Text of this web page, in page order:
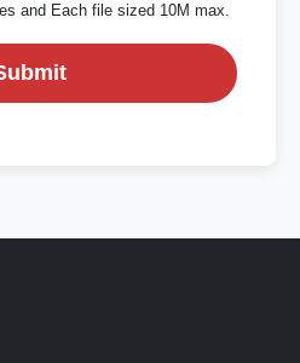
and Each file sized 10M max.